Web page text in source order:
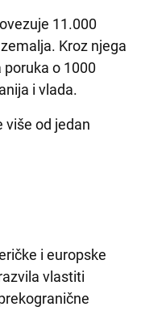
11.000
Kroz njega
o 1000
i vlada.
više od jedan
i europske
vlastiti